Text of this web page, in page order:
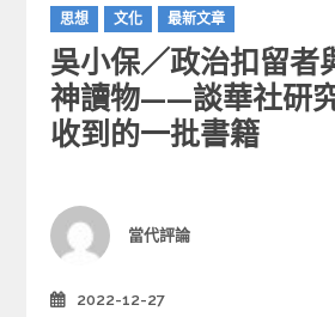
C
a
t
e
g
o
e
s
思想 文化 最新文章
吳小保／政治扣留者
神讀物——談華社研
收到的一批書籍
Author
當代評論
2022-12-27